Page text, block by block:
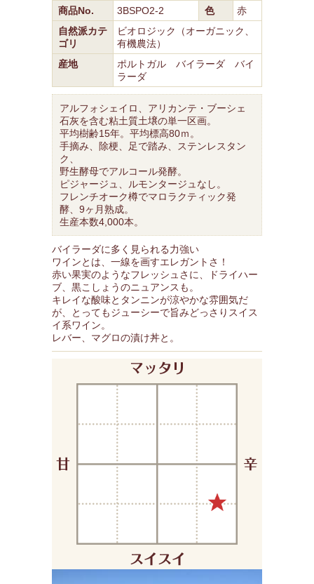
商品No. 3BSPO2-2 色
赤
自然派カテ
ゴリ
ビオロジック（オーガニック、
有機農法）
産地
ポルトガル バイラーダ バイ
ラーダ
アルフォシェイロ、アリカンテ・ブーシェ
石灰を含む粘土質土壌の単一区画。
平均樹齢15年。平均標高80ｍ。
手摘み、除梗、足で踏み、ステンレスタン
ク、
野生酵母でアルコール発酵。
ピジャージュ、ルモンタージュなし。
フレンチオーク樽でマロラクティック発
酵、9ヶ月熟成。
生産本数4,000本。
バイラーダに多く見られる力強い
ワインとは、一線を画すエレガントさ！
赤い果実のようなフレッシュさに、ドライハー
ブ、黒こしょうのニュアンスも。
キレイな酸味とタンニンが涼やかな雰囲気だ
が、とってもジューシーで旨みどっさりスイス
イ系ワイン。
レバー、マグロの漬け丼と。